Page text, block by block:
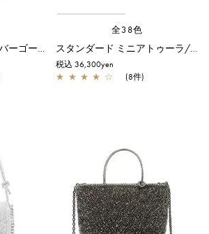
スタンダード Z/シルバーゴールド
全38色
スタンダード ミニアトゥーラ/カーキシルバー
税込 36,300yen
★ ★ ★ ★ ☆ (8件)